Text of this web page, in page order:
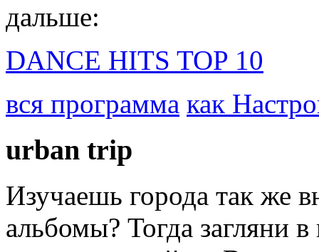
дальше:
DANCE HITS TOP 10
вся программа как
urban trip
Изучаешь города так же
альбомы? Тогда загляни